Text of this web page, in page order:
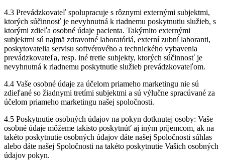
4.3 Prevádzkovateľ spolupracuje s rôznymi externými subjektmi,
ktorých súčinnosť je nevyhnutná k riadnemu poskytnutiu služieb, s
ktorými zdieľa osobné údaje pacienta. Takýmito externými
subjektmi sú najmä zdravotné laboratóriá, externí zubní laboranti,
poskytovatelia servisu softvérového a technického vybavenia
prevádzkovateľa, resp. iné tretie subjekty, ktorých súčinnosť je
nevyhnutná k riadnemu poskytnutie služieb prevádzkovateľom.
4.4 Vaše osobné údaje za účelom priameho marketingu nie sú
zdieľané so žiadnymi tretími subjektmi a sú výlučne spracúvané za
účelom priameho marketingu našej spoločnosti.
4.5 Poskytnutie osobných údajov na pokyn dotknutej osoby: Vaše
osobné údaje môžeme takisto poskytnúť aj iným príjemcom, ak na
takéto poskytnutie osobných údajov dáte našej Spoločnosti súhlas
alebo dáte našej Spoločnosti na takéto poskytnutie Vašich osobných
údajov pokyn.